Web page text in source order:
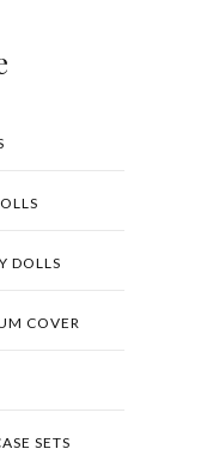
DOLLS
COVER
SETS